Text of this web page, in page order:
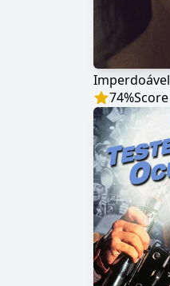
Imperdoável
74%Score